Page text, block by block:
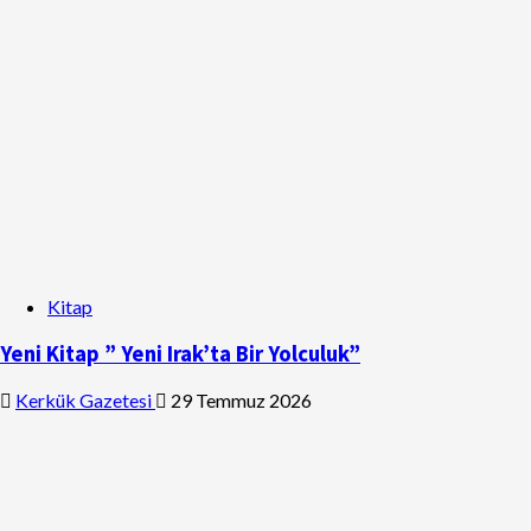
Kitap
Yeni Kitap ” Yeni Irak’ta Bir Yolculuk”
Kerkük Gazetesi 29 Temmuz 2026